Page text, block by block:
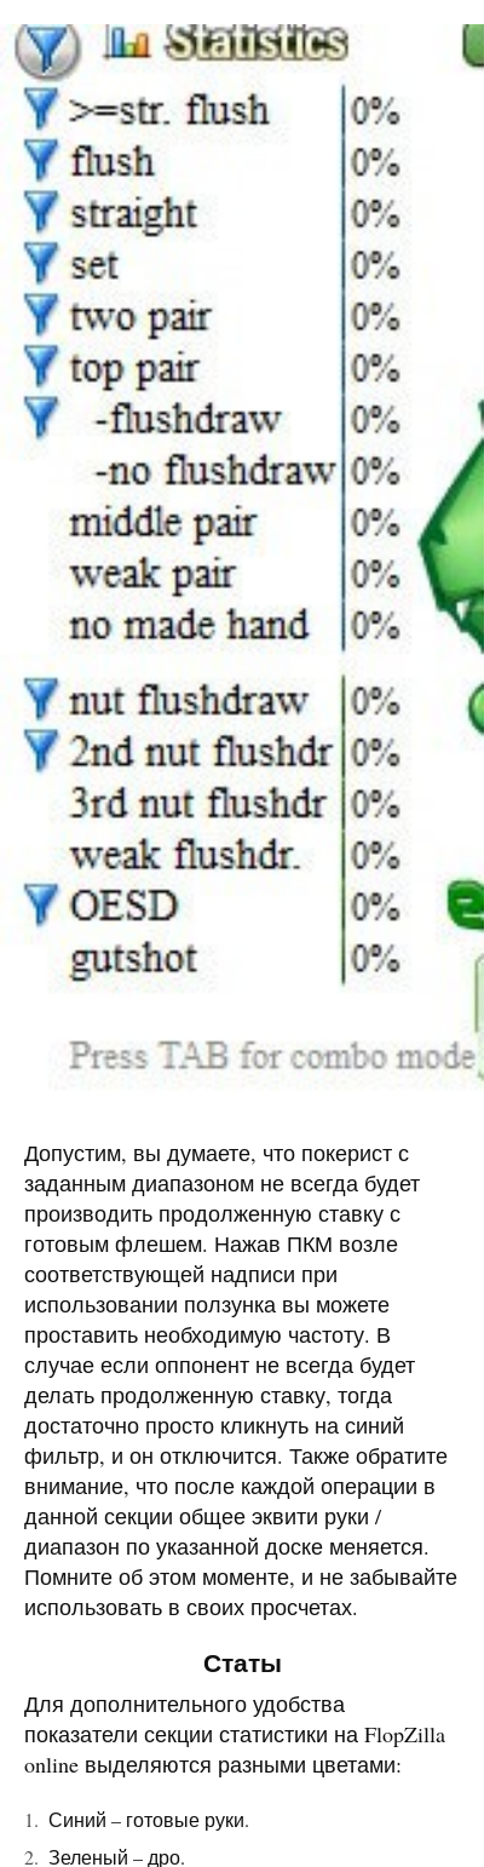
Допустим, вы думаете, что покерист с
заданным диапазоном не всегда будет
производить продолженную ставку с
готовым флешем. Нажав ПКМ возле
соответствующей надписи при
использовании ползунка вы можете
проставить необходимую частоту. В
случае если оппонент не всегда будет
делать продолженную ставку, тогда
достаточно просто кликнуть на синий
фильтр, и он отключится. Также обратите
внимание, что после каждой операции в
данной секции общее эквити руки /
диапазон по указанной доске меняется.
Помните об этом моменте, и не забывайте
использовать в своих просчетах.
Статы
Для дополнительного удобства
показатели секции статистики на FlopZilla
online выделяются разными цветами:
Синий – готовые руки.
Зеленый – дро.